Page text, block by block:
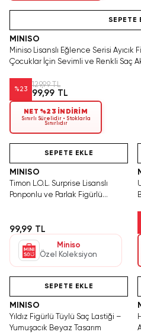
SEPETE
MINISO
Miniso Lisanslı Eğlence Serisi Ayıcık
Çocuklar İçin Sevimli ve Renkli Saç
%23
129,99 TL
99,99 TL
NET %23 İNDİRİM
Sınırlı Sürelidir • Stoklarla
Sınırlıdır
SEPETE EKLE
MINISO
Timon L.O.L. Surprise Lisanslı
Ponponlu ve Parlak Figürlü
99,99 TL
Miniso
Özel Koleksiyon
Tükenmeden Satın Al
SEPETE EKLE
MINISO
Yıldız Figürlü Tüylü Saç Lastiği –
Yumuşacık Beyaz Tasarım